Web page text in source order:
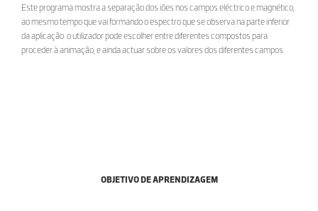
Este programa mostra a separação dos iões nos campos eléctrico e magnético,
ao mesmo tempo que vai formando o espectro que se observa na parte inferior
da aplicação. o utilizador pode escolher entre diferentes compostos para
proceder à animação, e ainda actuar sobre os valores dos diferentes campos.
OBJETIVO DE APRENDIZAGEM